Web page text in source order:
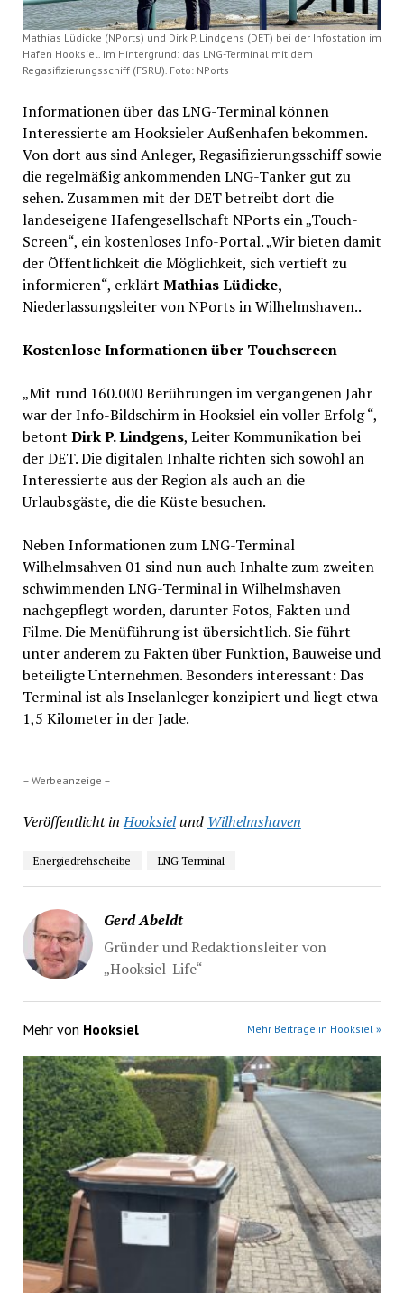
Mathias Lüdicke (NPorts) und Dirk P. Lindgens (DET) bei der Infostation im
Hafen Hooksiel. Im Hintergrund: das LNG-Terminal mit dem
Regasifizierungsschiff (FSRU). Foto: NPorts
Informationen über das LNG-Terminal können
Interessierte am Hooksieler Außenhafen bekommen.
Von dort aus sind Anleger, Regasifizierungsschiff sowie
die regelmäßig ankommenden LNG-Tanker gut zu
sehen. Zusammen mit der DET betreibt dort die
landeseigene Hafengesellschaft NPorts ein „Touch-
Screen“, ein kostenloses Info-Portal. „Wir bieten damit
der Öffentlichkeit die Möglichkeit, sich vertieft zu
informieren“, erklärt Mathias Lüdicke,
Niederlassungsleiter von NPorts in Wilhelmshaven..
Kostenlose Informationen über Touchscreen
„Mit rund 160.000 Berührungen im vergangenen Jahr
war der Info-Bildschirm in Hooksiel ein voller Erfolg “,
betont Dirk P. Lindgens, Leiter Kommunikation bei
der DET. Die digitalen Inhalte richten sich sowohl an
Interessierte aus der Region als auch an die
Urlaubsgäste, die die Küste besuchen.
Neben Informationen zum LNG-Terminal
Wilhelmsahven 01 sind nun auch Inhalte zum zweiten
schwimmenden LNG-Terminal in Wilhelmshaven
nachgepflegt worden, darunter Fotos, Fakten und
Filme. Die Menüführung ist übersichtlich. Sie führt
unter anderem zu Fakten über Funktion, Bauweise und
beteiligte Unternehmen. Besonders interessant: Das
Terminal ist als Inselanleger konzipiert und liegt etwa
1,5 Kilometer in der Jade.
– Werbeanzeige –
Veröffentlicht in Hooksielund Wilhelmshaven
Energiedrehscheibe LNG Terminal
Gerd Abeldt
Gründer und Redaktionsleiter von
„Hooksiel-Life“
Mehr von Hooksiel Mehr Beiträge in Hooksiel »